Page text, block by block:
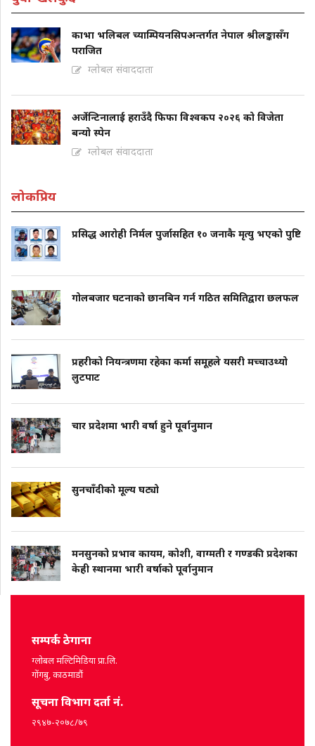
काभा भलिबल च्याम्पियनसिपअन्तर्गत नेपाल श्रीलङ्कासँग
पराजित
ग्लोबल संवाददाता
अर्जेन्टिनालाई हराउँदै फिफा विश्वकप २०२६ को विजेता
बन्यो स्पेन
ग्लोबल संवाददाता
लोकप्रिय
प्रसिद्ध आरोही निर्मल पुर्जासहित १० जनाकै मृत्यु भएको पुष्टि
गोलबजार घटनाको छानबिन गर्न गठित समितिद्वारा छलफल
प्रहरीको नियन्त्रणमा रहेका कर्मा समूहले यसरी मच्चाउथ्यो
लुटपाट
चार प्रदेशमा भारी वर्षा हुने पूर्वानुमान
सुनचाँदीको मूल्य घट्यो
मनसुनको प्रभाव कायम, कोशी, वाग्मती र गण्डकी प्रदेशका
केही स्थानमा भारी वर्षाको पूर्वानुमान
सम्पर्क ठेगाना
ग्लोबल मल्टिमिडिया प्रा.लि.
गोंगबु, काठमाडौं
सूचना विभाग दर्ता नं.
२९४७-२०७८/७९